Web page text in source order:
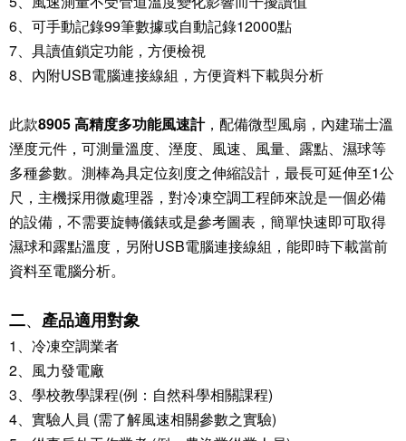
6、 可手動記錄99筆數據或自動記錄12000點
7、 具讀值鎖定功能，方便檢視
8、 內附USB電腦連接線組，方便資料下載與分析
此款8905高精度多功能風速計，配備微型風扇，內建瑞士溫
溼度元件，可測量溫度、溼度、風速、風量、露點、濕球等
多種參數。測棒為具定位刻度之伸縮設計，最長可延伸至1公
尺，主機採用微處理器，對冷凍空調工程師來說是一個必備
的設備，不需要旋轉儀錶或是參考圖表，簡單快速即可取得
濕球和露點溫度，另附USB電腦連接線組，能即時下載當前
資料至電腦分析。
二、 產品適用對象
1 、冷凍空調業者
2、風力發電廠
3、學校教學課程(例：自然科學相關課程)
4、實驗人員 (需了解風速相關參數之實驗)